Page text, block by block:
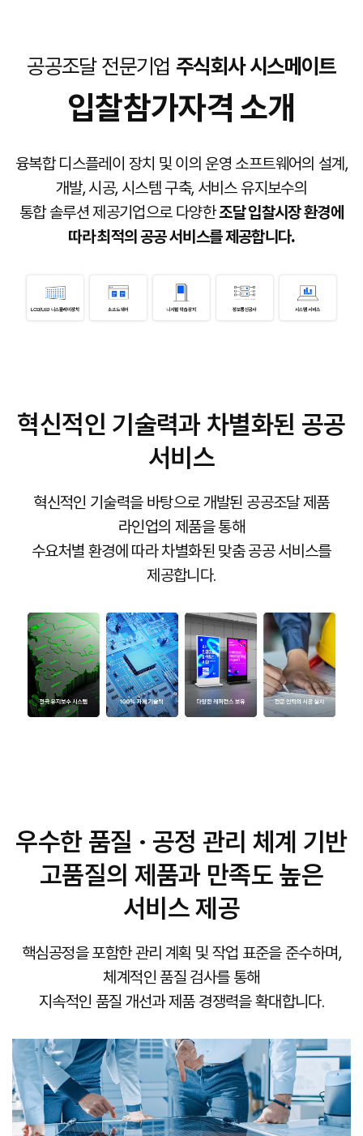
공공조달 전문기업 주식회사 시스메이트
입찰참가자격 소개
융복합 디스플레이 장치 및 이의 운영 소프트웨어의 설계,
개발, 시공, 시스템 구축, 서비스 유지보수의
통합 솔루션 제공기업으로 다양한조달 입찰시장 환경에
따라 최적의 공공 서비스를 제공합니다.
혁신적인 기술력과 차별화된 공공
서비스
혁신적인 기술력을 바탕으로 개발된 공공조달 제품
라인업의 제품을 통해
수요처별 환경에 따라 차별화된 맞춤 공공 서비스를
제공합니다.
우수한 품질 · 공정 관리 체계 기반
고품질의 제품과 만족도 높은
서비스 제공
핵심공정을 포함한 관리 계획 및 작업 표준을 준수하며,
체계적인 품질 검사를 통해
지속적인 품질 개선과 제품 경쟁력을 확대합니다.